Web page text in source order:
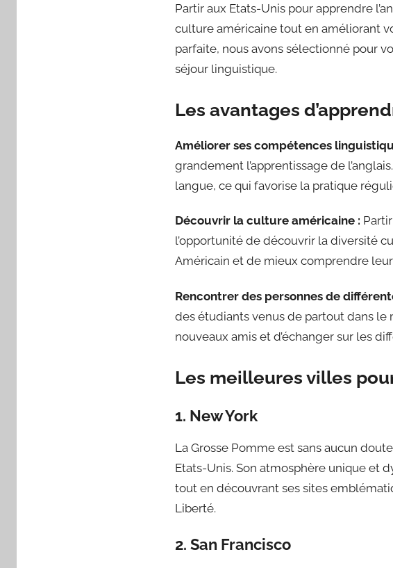
Partir aux Etats-Unis pour apprendre
culture américaine tout en améliorant
parfaite, nous avons sélectionné pour
séjour linguistique.
Les avantages
Améliorer ses compétences
grandement l’apprentissage de
langue, ce qui favorise la pratique
Découvrir la culture américaine :
l’opportunité de découvrir la diversité
Américain et de mieux comprendre
Rencontrer des personnes de
des étudiants venus de partout dans
nouveaux amis et d’échanger sur les
Les meilleures villes
1. New York
La Grosse Pomme est sans aucun
Etats-Unis. Son atmosphère unique et
tout en découvrant ses sites
Liberté.
2. San Francisco